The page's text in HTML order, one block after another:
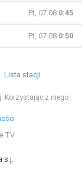
Pt, 07.08 0:45
Pt, 07.08 0:50
Lista stacji
Korzystając z niego
TV.
s.j.